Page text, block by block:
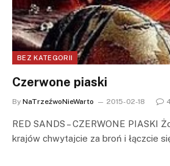
BEZ KATEGORII
Czerwone piaski
By NaTrzeźwoNieWarto 2015-02-18
RED SANDS – CZERWONE PIASKI
krajów chwytajcie za broń i łączcie